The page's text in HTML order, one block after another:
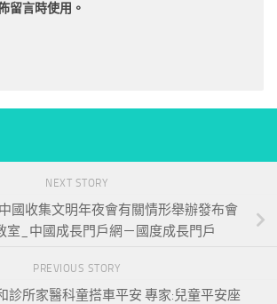
留言時使用。
NEXT STORY
國收集文明年夜會有關情形舉辦發布會
室_中國成長門戶網－國度成長門戶
PREVIOUS STORY
診所家醫科童搭車平安 專家:兒童平安座